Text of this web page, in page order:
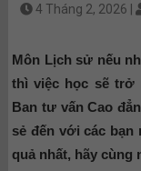
4 Tháng 2, 2026 |
Môn Lịch sử nếu
thì việc học sẽ trở
Ban tư vấn Cao
sẻ đến với các
quả nhất, hãy cùng